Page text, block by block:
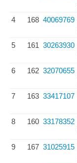
4 168 40069769
5 161 30263930
6 162 32070655
7 163 33417107
8 160 33178352
9 167 31025915